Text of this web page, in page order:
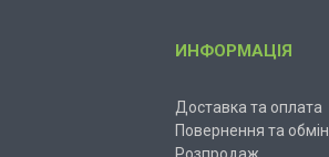
ИНФОРМАЦІЯ
Доставка та оплата
Повернення та обмін